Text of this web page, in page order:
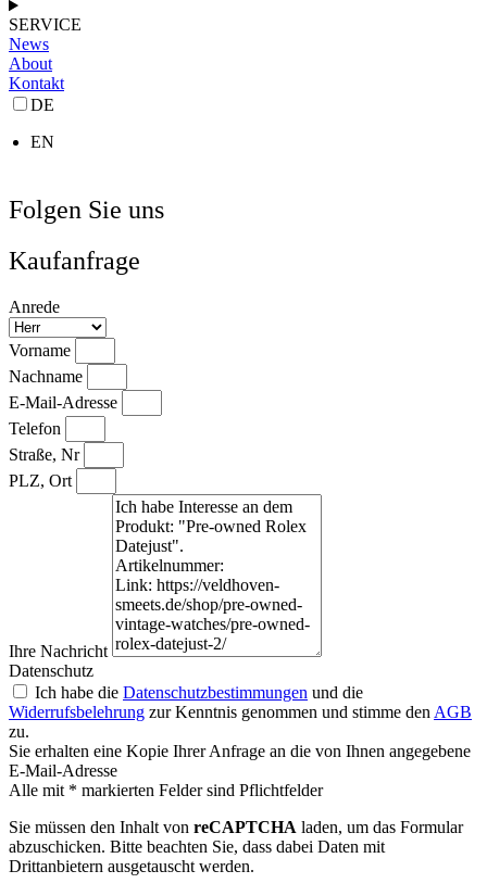
SERVICE
News
About
Kontakt
DE
EN
Folgen Sie uns
Kaufanfrage
Anrede
Vorname
Nachname
E-Mail-Adresse
Telefon
Straße, Nr
PLZ, Ort
Ihre Nachricht
Datenschutz
Ich habe die Datenschutzbestimmungen und die
Widerrufsbelehrung zur Kenntnis genommen und stimme den AGB
zu.
Sie erhalten eine Kopie Ihrer Anfrage an die von Ihnen angegebene
E-Mail-Adresse
Alle mit * markierten Felder sind Pflichtfelder
Sie müssen den Inhalt von reCAPTCHA laden, um das Formular
abzuschicken. Bitte beachten Sie, dass dabei Daten mit
Drittanbietern ausgetauscht werden.